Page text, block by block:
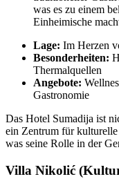
was es zu einem
Einheimische
Lage: Im Herzen
Besonderheiten:
Thermalquellen
Angebote:
Gastronomie
Das Hotel Sumadija ist
ein Zentrum für
was seine Rolle in der
Villa Nikolić